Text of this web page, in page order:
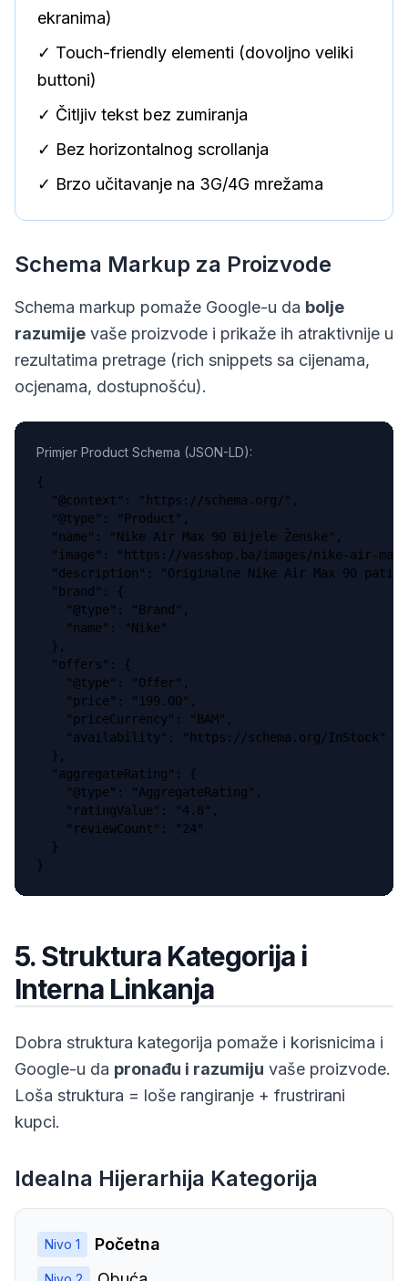
ekranima)
✓ Touch-friendly elementi (dovoljno veliki
buttoni)
✓ Čitljiv tekst bez zumiranja
✓ Bez horizontalnog scrollanja
✓ Brzo učitavanje na 3G/4G mrežama
Schema Markup za Proizvode
Schema markup pomaže Google-u da bolje
razumije vaše proizvode i prikaže ih atraktivnije u
rezultatima pretrage (rich snippets sa cijenama,
ocjenama, dostupnošću).
Primjer Product Schema (JSON-LD):
{
  "@context": "https://schema.org/",
  "@type": "Product",
  "name": "Nike Air Max 90 Bijele Ženske",
"image": "https://vasshop.ba/images/nike-air-
"description": "Originalne Nike Air Max 90
  "brand": {
    "@type": "Brand",
    "name": "Nike"
  },
  "offers": {
    "@type": "Offer",
    "price": "199.00",
    "priceCurrency": "BAM",
    "availability": "https://schema.org/InStock"
  },
  "aggregateRating": {
    "@type": "AggregateRating",
    "ratingValue": "4.8",
    "reviewCount": "24"
  }
}
5. Struktura Kategorija i
Interna Linkanja
Dobra struktura kategorija pomaže i korisnicima i
Google-u da pronađu i razumiju vaše proizvode.
Loša struktura = loše rangiranje + frustrirani
kupci.
Idealna Hijerarhija Kategorija
Nivo 1 Početna